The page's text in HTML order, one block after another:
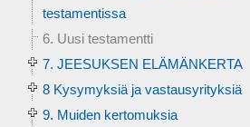
testamentissa
6. Uusi testamentti
7. JEESUKSEN ELÄMÄNKERTA
8 Kysymyksiä ja vastausyrityksiä
9. Muiden kertomuksia